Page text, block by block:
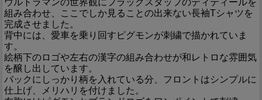
ウルトラマンの世界観にフラッグスタッフのディティールを
組み合わせ、ここでしか見ることの出来ない長袖Tシャツを
完成させました。
背中には、愛車を乗り回すピグモンが刺繍で描かれていま
す。
絵柄下のロゴや左右の漢字の組み合わせが和レトロな雰囲気
を醸し出しています。
バックにしっかり柄を入れている分、フロントはシンプルに
仕上げ、メリハリを付けました。